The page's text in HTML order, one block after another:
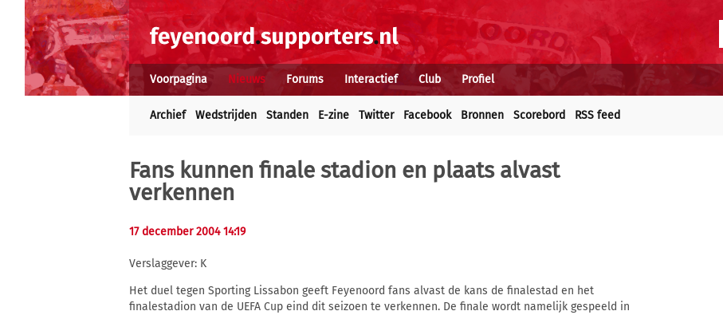
Voorpagina Nieuws Forums Interactief Club Profiel
Archief Wedstrijden Standen E-zine Twitter Facebook Bronnen Scorebord RSS feed
Fans kunnen finale stadion en plaats alvast
verkennen
17 december 2004 14:19
Verslaggever: K
Het duel tegen Sporting Lissabon geeft Feyenoord fans alvast de kans de finalestad en het
finalestadion van de UEFA Cup eind dit seizoen te verkennen. De finale wordt namelijk gespeeld in